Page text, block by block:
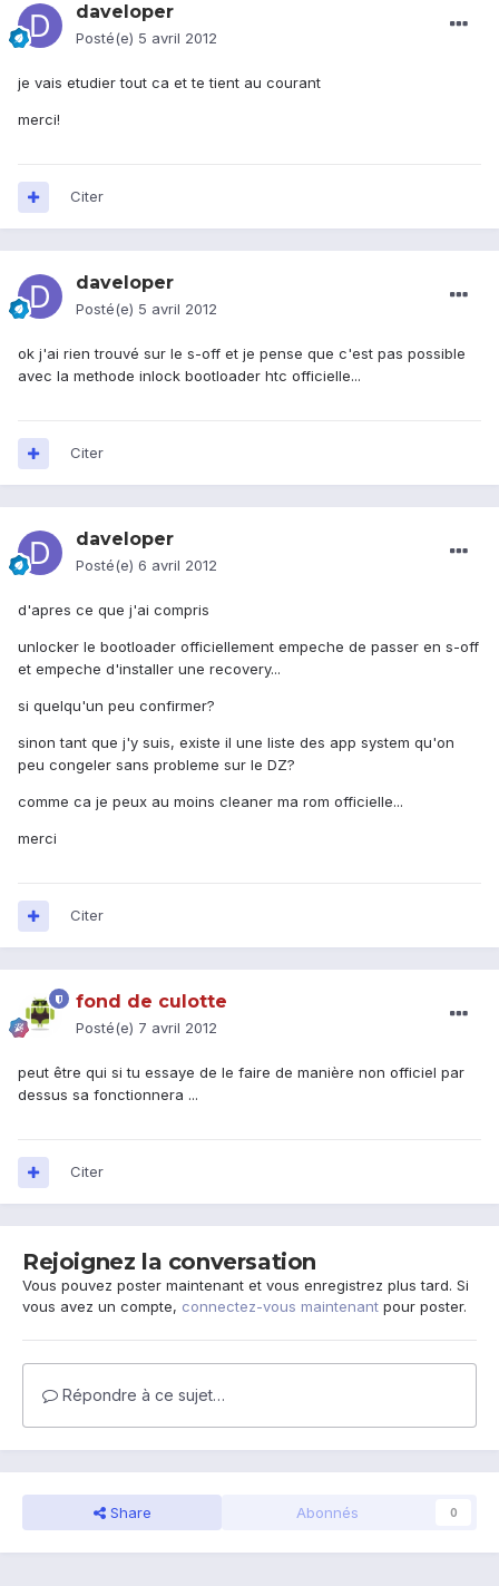
daveloper
Posté(e) 5 avril 2012
je vais etudier tout ca et te tient au courant
merci!
Citer
daveloper
Posté(e) 5 avril 2012
ok j'ai rien trouvé sur le s-off et je pense que c'est pas possible
avec la methode inlock bootloader htc officielle...
Citer
daveloper
Posté(e) 6 avril 2012
d'apres ce que j'ai compris
unlocker le bootloader officiellement empeche de passer en s-off
et empeche d'installer une recovery...
si quelqu'un peu confirmer?
sinon tant que j'y suis, existe il une liste des app system qu'on
peu congeler sans probleme sur le DZ?
comme ca je peux au moins cleaner ma rom officielle...
merci
Citer
fond de culotte
Posté(e) 7 avril 2012
peut être qui si tu essaye de le faire de manière non officiel par
dessus sa fonctionnera ...
Citer
Rejoignez la conversation
Vous pouvez poster maintenant et vous enregistrez plus tard. Si
vous avez un compte, connectez-vous maintenant pour poster.
Répondre à ce sujet…
Share Abonnés 0